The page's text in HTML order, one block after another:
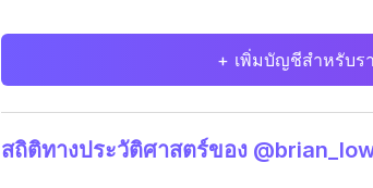
+ เพิ่มบัญชีสำหรับร
สถิติทางประวัติศาสตร์ของ